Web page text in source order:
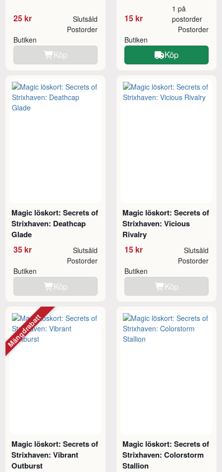
25 kr Slutsåld
Butiken
Postorder
Köp
15 kr
1 på
postorder
Butiken
Postorder
Köp
Magic löskort: Secrets of
Strixhaven: Deathcap
Glade
35 kr Slutsåld
Butiken
Postorder
Köp
Magic löskort: Secrets of
Strixhaven: Vicious
Rivalry
15 kr Slutsåld
Butiken
Postorder
Köp
Magic löskort: Secrets of
Strixhaven: Vibrant
Outburst
Mängdrabatt
Magic löskort: Secrets of
Strixhaven: Colorstorm
Stallion